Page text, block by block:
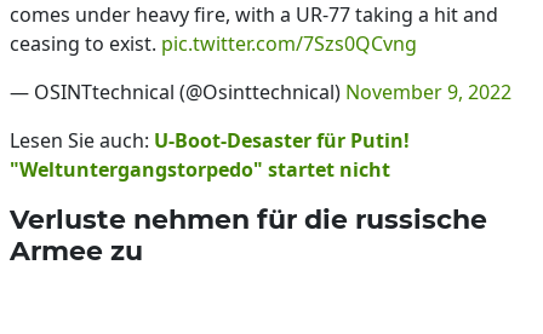
comes under heavy fire, with a UR-77 taking a hit and
ceasing to exist. pic.twitter.com/7Szs0QCvng
— OSINTtechnical (@Osinttechnical) November 9, 2022
Lesen Sie auch: U-Boot-Desaster für Putin!
"Weltuntergangstorpedo" startet nicht
Verluste nehmen für die russische
Armee zu